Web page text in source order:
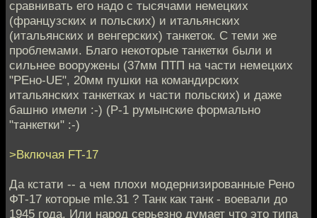
сравнивать его надо с тысячами немецких
(французских и польских) и итальянских
(итальянских и венгерских) танкеток. С теми же
проблемами. Благо некоторые танкетки были и
сильнее вооружены (37мм ПТП на части немецких
"РЕно-UE", 20мм пушки на командирских
итальянских танкетках и части польских) и даже
башню имели :-) (Р-1 румынские формально
"танкетки" :-)
>Включая FT-17
Да кстати -- а чем плохи модернизированные Рено
ФТ-17 которые mle.31 ? Танк как танк - воевали до
1945 года. Или народ серьезно думает что это типа